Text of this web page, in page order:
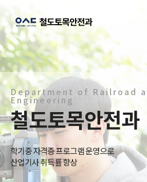
Department of Railroad
Engineering
철도토목안전과
학기중 자격증 프로그램 운영으로
산업기사 취득률 향상